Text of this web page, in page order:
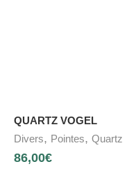
QUARTZ VOGEL
Divers, Pointes, Quartz
86,00€